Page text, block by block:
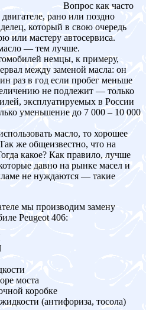
Вопрос как часто
рано или поздно
который в свою очередь
или мастеру автосервиса.
— тем лучше.
немцы, к примеру,
между заменой масла: он
раз в год если пробег меньше
не подлежит — только
эксплуатируемых в России
уменьшение до 7 000 – 10 000
масло, то хорошее
же общеизвестно, что на
какое? Как правило, лучше
давно на рынке масел и
не нуждаются — такие
мы производим замену
Peugeot 406:
моста
коробке
(антифориза, тосола)